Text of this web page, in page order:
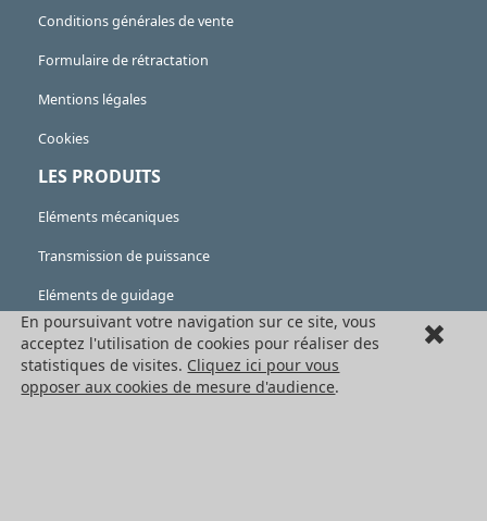
Conditions générales de vente
Formulaire de rétractation
Mentions légales
Cookies
LES PRODUITS
Eléments mécaniques
Transmission de puissance
Eléments de guidage
Engrenages standards
Engrenages de précision
En poursuivant votre navigation sur ce site, vous
acceptez l'utilisation de cookies pour réaliser des
statistiques de visites. Cliquez ici pour vous
opposer aux cookies de mesure d'audience.